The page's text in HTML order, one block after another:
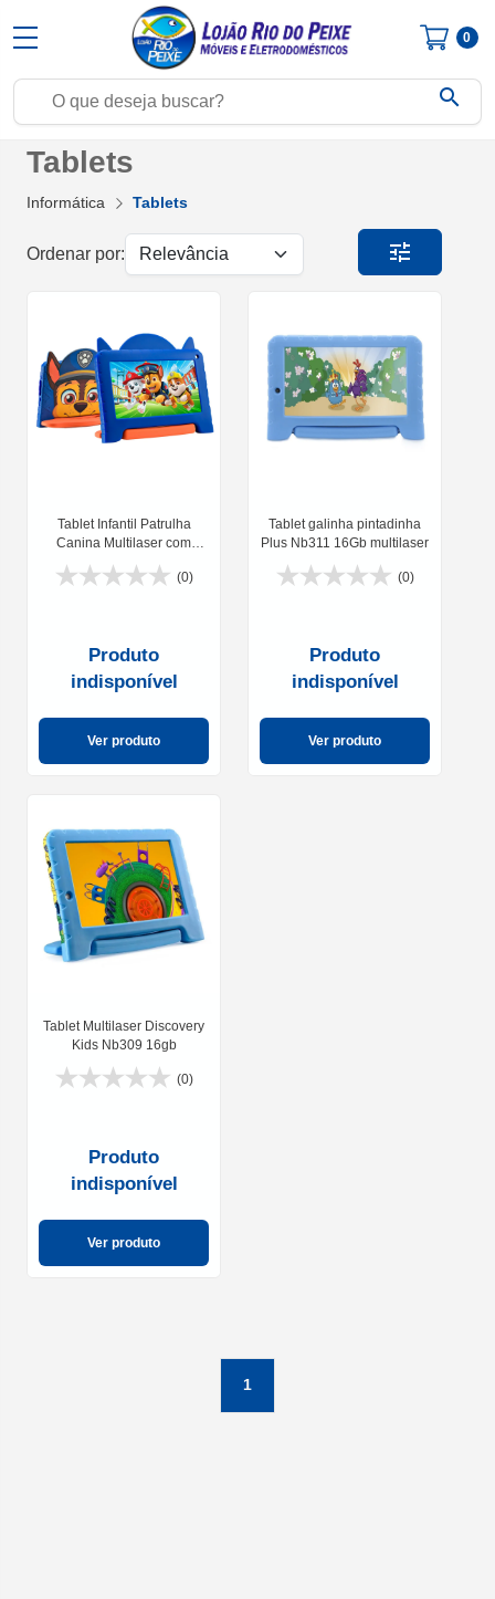
search
0
Tablets
Informática Tablets
Ordenar por: tune
Tablet Infantil Patrulha
Canina Multilaser com
64GB Android 13 Quad
(0)
Produto
indisponível
Ver produto
Tablet galinha pintadinha
Plus Nb311 16Gb multilaser
(0)
Produto
indisponível
Ver produto
Tablet Multilaser Discovery
Kids Nb309 16gb
(0)
Produto
indisponível
Ver produto
1